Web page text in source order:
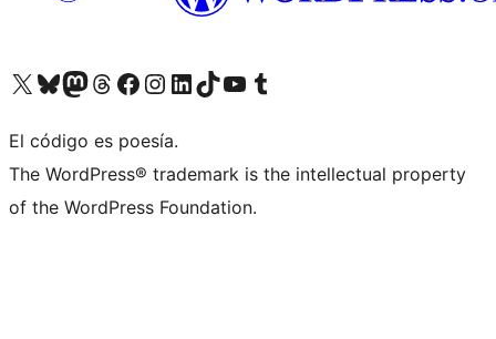
Visit our X (formerly Twitter) account
Visit our Bluesky account
Visit our Mastodon account
Visit our Threads account
Visita nuestra página de Facebook
Visita nuestra cuenta de Instagram
Visita nuestra cuenta de LinkedIn
Visit our TikTok account
Visita nuestro canal de YouTube
Visit our Tumblr account
El código es poesía.
The WordPress® trademark is the intellectual property
of the WordPress Foundation.